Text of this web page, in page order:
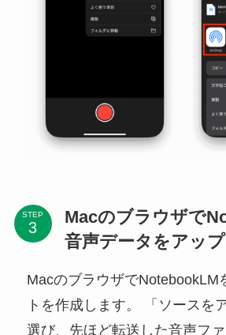
STEP
Macのブラウザで
音声データをアッ
MacのブラウザでNotebookLM
トを作成します。 「ソースを
選び、先ほど転送した音声フ